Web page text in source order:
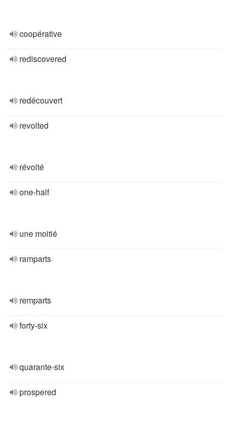
coopérative
rediscovered
redécouvert
revolted
révolté
one-half
une moitié
ramparts
remparts
forty-six
quarante-six
prospered